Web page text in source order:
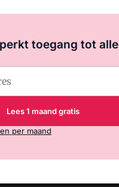
toegang tot alle
Lees 1 maand gratis
per maand